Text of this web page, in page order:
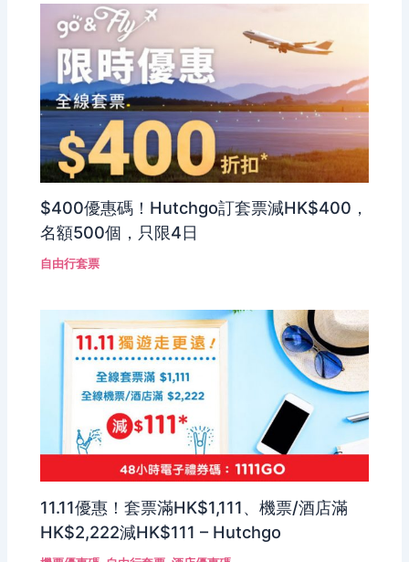
$400優惠碼！Hutchgo訂套票減HK$400，
名額500個，只限4日
自由行套票
11.11優惠！套票滿HK$1,111、機票/酒店滿
HK$2,222減HK$111 – Hutchgo